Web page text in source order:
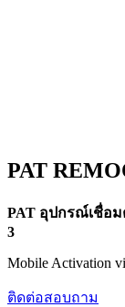
PAT
PAT อุปกรณ์เชื่อ
3
Mobile Activation
ติดต่อสอบถาม